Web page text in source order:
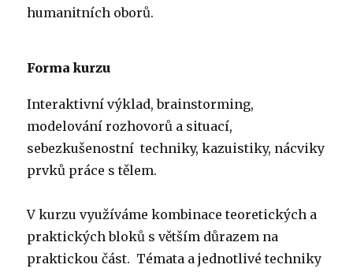
humanitních oborů.
Forma kurzu
Interaktivní výklad, brainstorming,
modelování rozhovorů a situací,
sebezkušenostní techniky, kazuistiky, nácviky
prvků práce s tělem.
V kurzu využíváme kombinace teoretických a
praktických bloků s větším důrazem na
praktickou část. Témata a jednotlivé techniky